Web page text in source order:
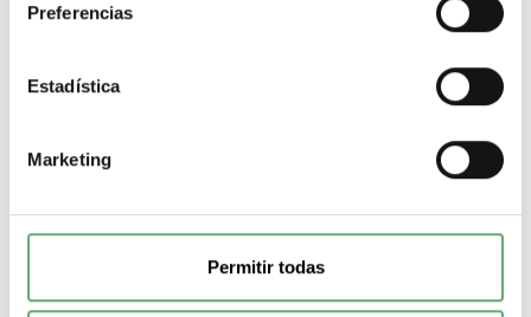
Preferencias
Estadística
Marketing
Permitir todas